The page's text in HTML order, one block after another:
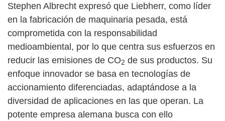
Stephen Albrecht expresó que Liebherr, como líder
en la fabricación de maquinaria pesada, está
comprometida con la responsabilidad
medioambiental, por lo que centra sus esfuerzos en
reducir las emisiones de CO2 de sus productos. Su
enfoque innovador se basa en tecnologías de
accionamiento diferenciadas, adaptándose a la
diversidad de aplicaciones en las que operan. La
potente empresa alemana busca con ello